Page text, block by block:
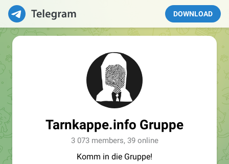
DOWNLOAD
Tarnkappe.info Gruppe
3 073 members, 39 online
Komm in die Gruppe!